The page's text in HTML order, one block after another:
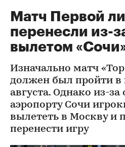
Матч Первой
перенесли из-
вылетом
Изначально матч
должен был пройти в
августа. Однако из-
аэропорту Сочи
вылететь в Москву и
перенести игру